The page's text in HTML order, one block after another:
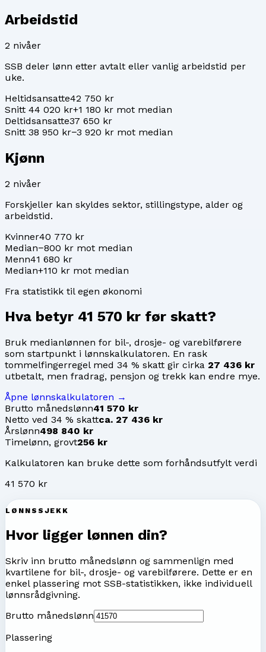
Arbeidstid
2 nivåer
SSB deler lønn etter avtalt eller vanlig arbeidstid per
uke.
Heltidsansatte42 750 kr
Snitt 44 020 kr+1 180 kr mot median
Deltidsansatte37 650 kr
Snitt 38 950 kr−3 920 kr mot median
Kjønn
2 nivåer
Forskjeller kan skyldes sektor, stillingstype, alder og
arbeidstid.
Kvinner40 770 kr
Median−800 kr mot median
Menn41 680 kr
Median+110 kr mot median
Fra statistikk til egen økonomi
Hva betyr 41 570 kr før skatt?
Bruk medianlønnen for bil-, drosje- og varebilførere
som startpunkt i lønnskalkulatoren. En rask
tommelfingerregel med 34 % skatt gir cirka 27 436 kr
utbetalt, men fradrag, pensjon og trekk kan endre mye.
Åpne lønnskalkulatoren →
Brutto månedslønn41 570 kr
Netto ved 34 % skattca. 27 436 kr
Årslønn498 840 kr
Timelønn, grovt256 kr
Kalkulatoren kan bruke dette som forhåndsutfylt verdi
41 570 kr
LØNNSSJEKK
Hvor ligger lønnen din?
Skriv inn brutto månedslønn og sammenlign med
kvartilene for bil-, drosje- og varebilførere. Dette er en
enkel plassering mot SSB-statistikken, ikke individuell
lønnsrådgivning.
Brutto månedslønn
Plassering